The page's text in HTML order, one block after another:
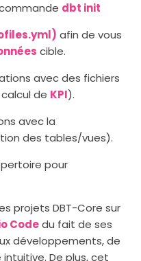
dbt init
afin de vous
cible.
avec des fichiers
calcul de KPI).
avec la
des tables/vues).
pour
projets DBT-Core sur
Codedu fait de ses
développements, de
De plus, cet